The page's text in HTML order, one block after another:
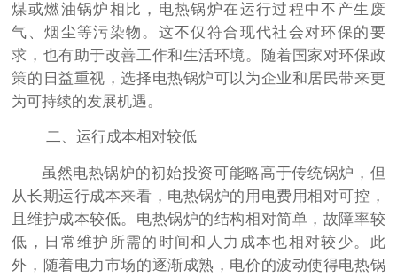
煤或燃油锅炉相比，电热锅炉在运行过程中不产生废
气、烟尘等污染物。这不仅符合现代社会对环保的要
求，也有助于改善工作和生活环境。随着国家对环保政
策的日益重视，选择电热锅炉可以为企业和居民带来更
为可持续的发展机遇。
二、运行成本相对较低
虽然电热锅炉的初始投资可能略高于传统锅炉，但
从长期运行成本来看，电热锅炉的用电费用相对可控，
且维护成本较低。电热锅炉的结构相对简单，故障率较
低，日常维护所需的时间和人力成本也相对较少。此
外，随着电力市场的逐渐成熟，电价的波动使得电热锅